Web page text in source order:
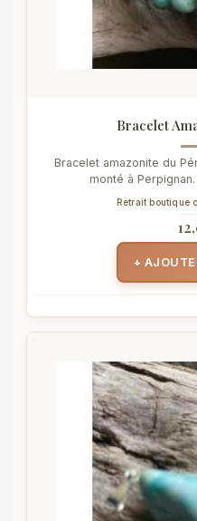
Bracelet
Bracelet amazonite du
monté à
Retrait boutique
+